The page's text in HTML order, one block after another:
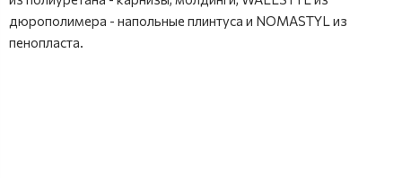
дюрополимера - напольные плинтуса и NOMASTYL из
пенопласта.